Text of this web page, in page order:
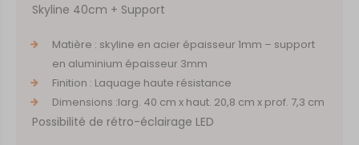
Skyline 40cm + Support
Matière : skyline en acier épaisseur 1mm – support
en aluminium épaisseur 3mm
Finition : Laquage haute résistance
Dimensions :larg. 40 cm x haut. 20,8 cm x prof. 7,3 cm
Possibilité de rétro-éclairage LED